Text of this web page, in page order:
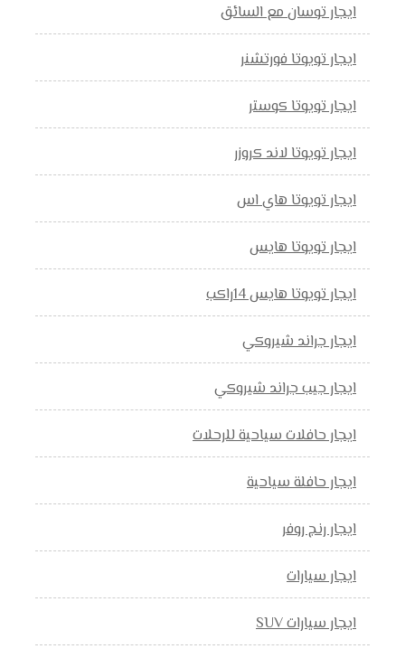
ايجار توسان مع السائق
ايجار تويوتا فورتشنر
ايجار تويوتا كوستر
ايجار تويوتا لاند كروزر
ايجار تويوتا هاي اس
ايجار تويوتا هايس
ايجار تويوتا هايس 14راكب
ايجار جراند شيروكي
ايجار جيب جراند شيروكي
ايجار حافلات سياحية للرحلات
ايجار حافلة سياحية
ايجار رنج روفر
ايجار سيارات
ايجار سيارات SUV